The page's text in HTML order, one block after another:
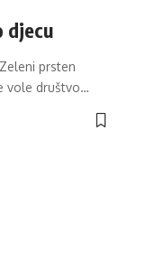
djecu
prsten
vole društvo…